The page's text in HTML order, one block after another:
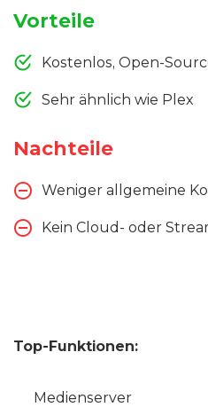
Vorteile
Kostenlos, Open-
Sehr ähnlich wie Plex
Nachteile
Weniger allgemeine
Kein Cloud- oder
Top-Funktionen:
Medienserver